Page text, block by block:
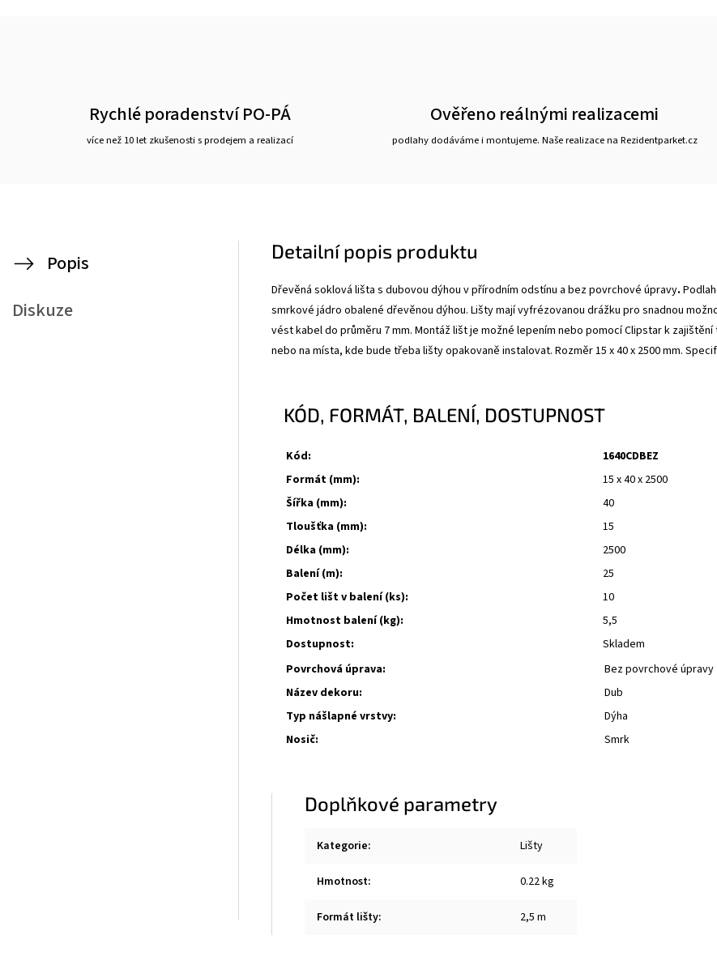
Rychlé poradenství PO-PÁ
více než 10 let zkušenosti s prodejem a realizací
Ověřeno reálnými realizacemi
podlahy dodáváme i montujeme. Naše realizace na Rezidentparket.cz
Popis
Diskuze
Detailní popis produktu
Dřevěná soklová lišta s dubovou dýhou v přírodním odstínu a bez povrchové úpravy.
smrkové jádro obalené dřevěnou dýhou. Lišty mají vyfrézovanou drážku pro snadnou
vést kabel do průměru 7 mm. Montáž lišt je možné lepením nebo pomocí Clipstar k
nebo na místa, kde bude třeba lišty opakovaně instalovat. Rozměr15 x 40 x 2500 mm.
KÓD, FORMÁT, BALENÍ, DOSTUPNOST
Kód:
1640CDBEZ
Formát (mm):
15 x 40 x 2500
Šířka (mm):
40
Tloušťka (mm):
15
Délka (mm):
2500
Balení (m):
25
Počet lišt v balení (ks):
10
Hmotnost balení (kg):
5,5
Dostupnost:
Skladem
Povrchová úprava:
Bez povrchové úpravy
Název dekoru:
Dub
Typ nášlapné vrstvy:
Dýha
Nosič:
Smrk
Doplňkové parametry
Kategorie: Lišty
Hmotnost: 0.22 kg
Formát lišty: 2,5 m